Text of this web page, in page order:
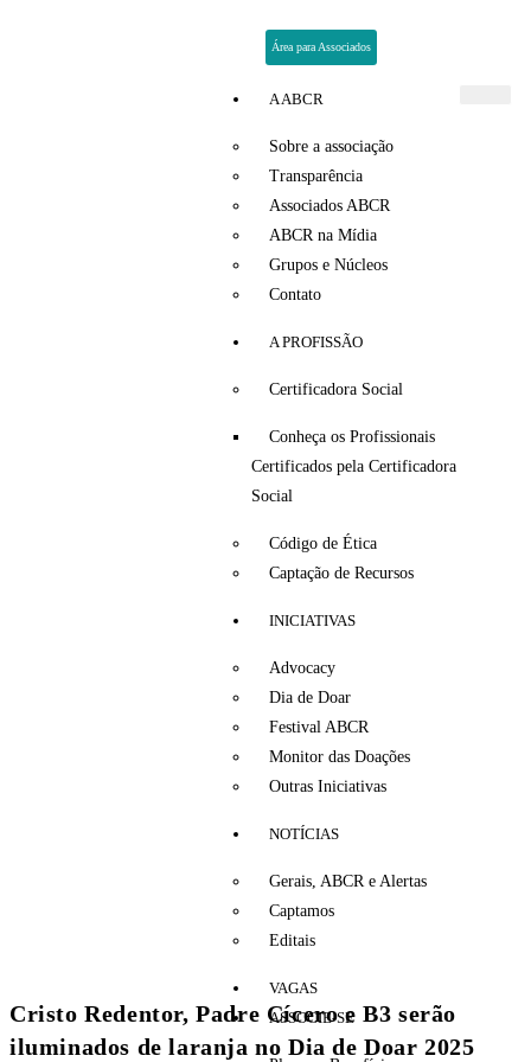
Área para Associados
A ABCR
Sobre a associação
Transparência
Associados ABCR
ABCR na Mídia
Grupos e Núcleos
Contato
A PROFISSÃO
Certificadora Social
Conheça os Profissionais
Certificados pela Certificadora
Social
Código de Ética
Captação de Recursos
INICIATIVAS
Advocacy
Dia de Doar
Festival ABCR
Monitor das Doações
Outras Iniciativas
NOTÍCIAS
Gerais, ABCR e Alertas
Captamos
Editais
VAGAS
ASSOCIE-SE
Cristo Redentor, Padre Cícero e B3 serão
iluminados de laranja no Dia de Doar 2025